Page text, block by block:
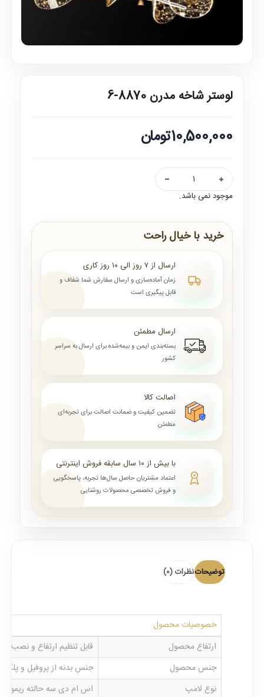
لوستر شاخه مدرن 8870-6
10,500,000تومان
موجود نمی باشد.
خرید با خیال راحت
ارسال از ۷ روز الی ۱۰ روز کاری
زمان آماده‌سازی و ارسال سفارش شما شفاف و
قابل پیگیری است
ارسال مطمئن
بسته‌بندی ایمن و بیمه‌شده برای ارسال به سراسر
کشور
اصالت کالا
تضمین کیفیت و ضمانت اصالت برای تجربه‌ای
مطمئن
با بیش از ۱۰ سال سابقه فروش اینترنتی
اعتماد مشتریان حاصل سال‌ها تجربه، پاسخگویی
و فروش تخصصی محصولات روشنایی
توضیحاتنظرات (0)
خصوصیات محصول
ارتفاع محصول
قابل تنظیم ارتفاع و نصب از 70 الی 100 سانتی متر با کاهش یا افزایش زنجیر محصول
جنس محصول
جنس بدنه از پروفیل و
نوع لامپ
اس ام دی سه حالته ریموت